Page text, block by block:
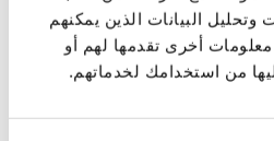
وتحليل البيانات الذين يمكنهم
أخرى تقدمها لهم أو
من استخدامك لخدماتهم.
المعالجة والتحرر العاطفي السريع (FEEL):
دورة التوتر في الخوف